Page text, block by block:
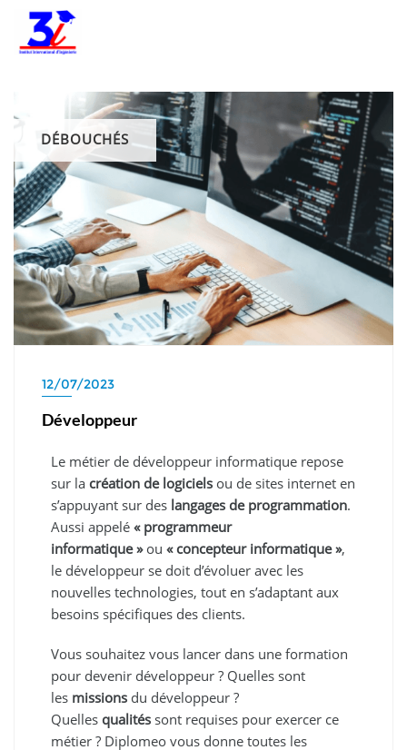
DÉBOUCHÉS
12/07/2023
Développeur
Le métier de développeur informatique repose
sur la création de logiciels ou de sites internet en
s’appuyant sur des langages de programmation.
Aussi appelé « programmeur
informatique »ou « concepteur informatique »,
le développeur se doit d’évoluer avec les
nouvelles technologies, tout en s’adaptant aux
besoins spécifiques des clients.
Vous souhaitez vous lancer dans une formation
pour devenir développeur ? Quelles sont
les missions du développeur ?
Quelles qualités sont requises pour exercer ce
métier ? Diplomeo vous donne toutes les